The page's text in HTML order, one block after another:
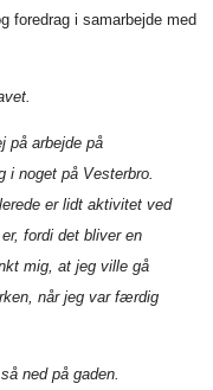
foredrag i samarbejde med
på arbejde på
i noget på Vesterbro.
er lidt aktivitet ved
fordi det bliver en
mig, at jeg ville gå
når jeg var færdig
ned på gaden.